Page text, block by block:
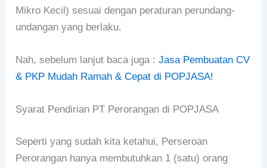
Mikro Kecil) sesuai dengan peraturan perundang-
undangan yang berlaku.
Nah, sebelum lanjut baca juga :Jasa Pembuatan CV
& PKP Mudah Ramah & Cepat di POPJASA!
Syarat Pendirian PT Perorangan di POPJASA
Seperti yang sudah kita ketahui, Perseroan
Perorangan hanya membutuhkan 1 (satu) orang